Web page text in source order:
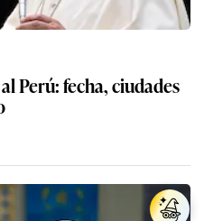
Perú: fecha, ciudades